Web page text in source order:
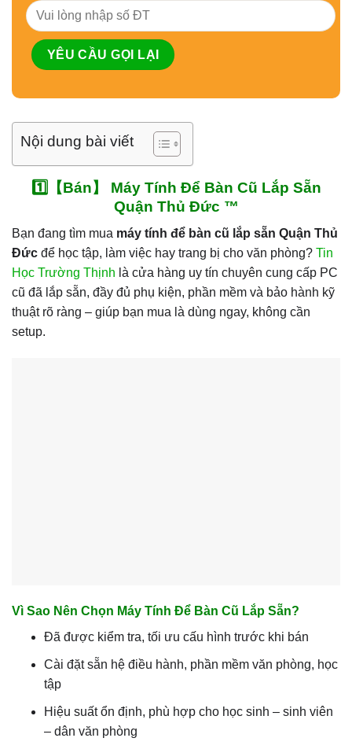
Nội dung bài viết
1️⃣【Bán】 Máy Tính Để Bàn Cũ Lắp Sẵn
Quận Thủ Đức ™
Bạn đang tìm mua máy tính để bàn cũ lắp sẵn Quận Thủ
Đức để học tập, làm việc hay trang bị cho văn phòng? Tin
Học Trường Thịnh là cửa hàng uy tín chuyên cung cấp PC
cũ đã lắp sẵn, đầy đủ phụ kiện, phần mềm và bảo hành kỹ
thuật rõ ràng – giúp bạn mua là dùng ngay, không cần
setup.
Vì Sao Nên Chọn Máy Tính Để Bàn Cũ Lắp Sẵn?
Đã được kiểm tra, tối ưu cấu hình trước khi bán
Cài đặt sẵn hệ điều hành, phần mềm văn phòng, học
tập
Hiệu suất ổn định, phù hợp cho học sinh – sinh viên
– dân văn phòng